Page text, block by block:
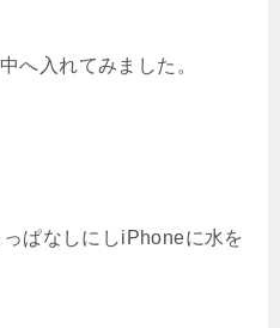
へ入れてみました。
ぱなしにしiPhoneに水を